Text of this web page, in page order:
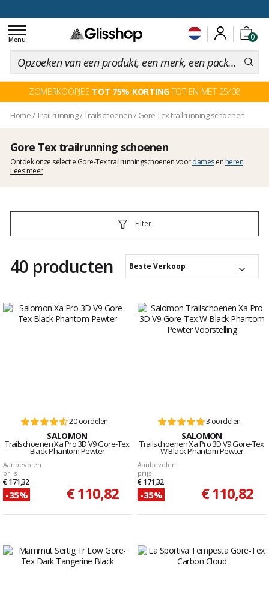
0
Toggle
navigation
Menu
ZOMERKOOPJES TOT 75% KORTINGTOT EN MET 25/08
Home/Trail running/Trailschoenen/Gore Tex trailrunning schoenen
Gore Tex trailrunning schoenen
Ontdek onze selectie Gore-Tex trailrunningschoenen voordamesen heren.
Lees meer
Filter
40 producten Beste Verkoop
20 oordelen
SALOMON
Trailschoenen Xa Pro 3D V9 Gore-Tex
Black Phantom Pewter
Aanbevolen
prijs
€ 171,32
-35% € 110,82
3 oordelen
SALOMON
Trailschoenen Xa Pro 3D V9 Gore-Tex
W Black Phantom Pewter
Aanbevolen
prijs
€ 171,32
-35% € 110,82